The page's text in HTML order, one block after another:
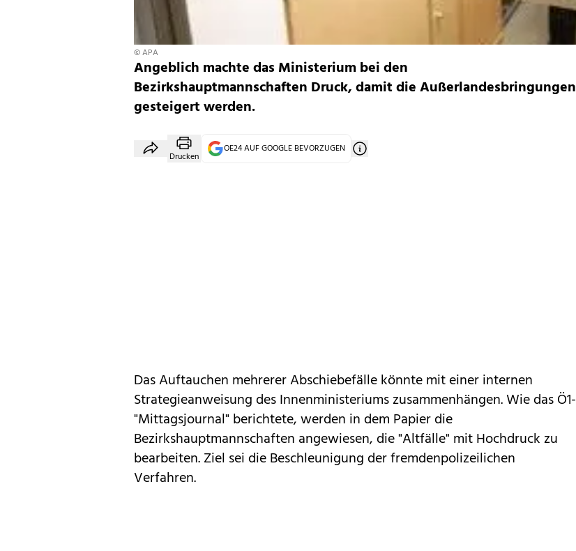
© APA
Angeblich machte das Ministerium bei den
Bezirkshauptmannschaften Druck, damit die Außerlandesbringungen
gesteigert werden.
Drucken
OE24 AUF GOOGLE BEVORZUGEN
Das Auftauchen mehrerer Abschiebefälle könnte mit einer internen
Strategieanweisung des Innenministeriums zusammenhängen. Wie das Ö1-
"Mittagsjournal" berichtete, werden in dem Papier die
Bezirkshauptmannschaften angewiesen, die "Altfälle" mit Hochdruck zu
bearbeiten. Ziel sei die Beschleunigung der fremdenpolizeilichen
Verfahren.